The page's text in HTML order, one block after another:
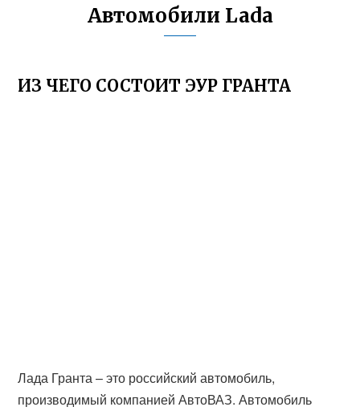
Автомобили Lada
ИЗ ЧЕГО СОСТОИТ ЭУР ГРАНТА
Лада Гранта – это российский автомобиль,
производимый компанией АвтоВАЗ. Автомобиль